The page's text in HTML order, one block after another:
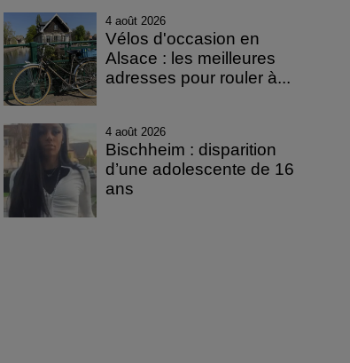
4 août 2026
Vélos d'occasion en
Alsace : les meilleures
adresses pour rouler à...
4 août 2026
Bischheim : disparition
d’une adolescente de 16
ans